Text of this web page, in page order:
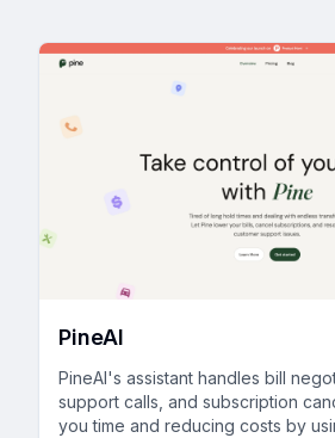
PineAI
PineAI's assistant handles bill
support calls, and subscription
you time and reducing costs by